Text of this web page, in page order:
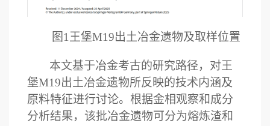
图1王堡M19出土冶金遗物及取样位置
本文基于冶金考古的研究路径，对王
堡M19出土冶金遗物所反映的技术内涵及
原料特征进行讨论。根据金相观察和成分
分析结果，该批冶金遗物可分为熔炼渣和